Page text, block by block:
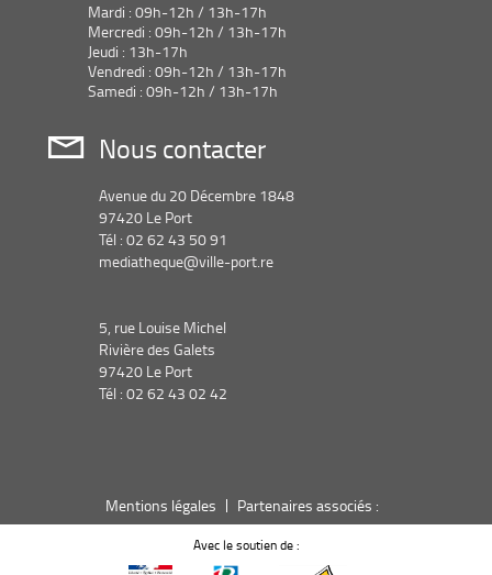
Mardi : 09h-12h / 13h-17h
Mercredi : 09h-12h / 13h-17h
Jeudi : 13h-17h
Vendredi : 09h-12h / 13h-17h
Samedi : 09h-12h / 13h-17h
Nous contacter
Avenue du 20 Décembre 1848
97420 Le Port
Tél : 02 62 43 50 91
mediatheque@ville-port.re
5, rue Louise Michel
Rivière des Galets
97420 Le Port
Tél : 02 62 43 02 42
Mentions légales Partenaires associés :
Avec le soutien de :